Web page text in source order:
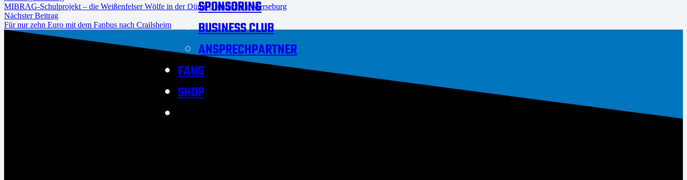
SPONSORING
BUSINESS CLUB
ANSPRECHPARTNER
FANS
SHOP
MIBRAG-Schulprojekt – die Weißenfelser Wölfe in der Dürer-Grundschule Merseburg
Nächster Beitrag
Für nur zehn Euro mit dem Fanbus nach Crailsheim